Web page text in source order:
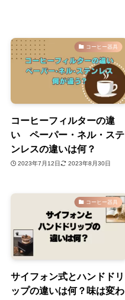
コーヒー器具
コーヒーフィルターの違
い ペーパー・ネル・ステ
ンレスの違いは何？
2023年7月12日 2023年8月30日
コーヒー器具
サイフォン式とハンドドリ
ップの違いは何？味は変わ